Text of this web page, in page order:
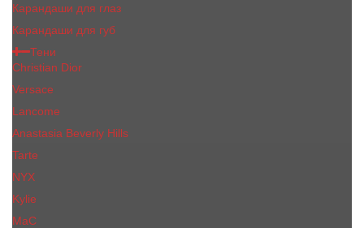
Карандаши для глаз
Карандаши для губ
Тени
Christian Dior
Versace
Lancome
Anastasia Beverly Hills
Tarte
NYX
Kylie
MaC